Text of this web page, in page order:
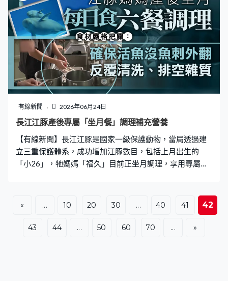
度會面。雙方未有透露對話內容，但據報氣氛冷淡，施紀
賢仍不忿被逼宮。 首相發言人指他已授權公務員和工黨新
黨魁潛在人選會面，為權力交接作準備，會面會在7月中之
前進行，集中討論政府組成和政策優先事項，亦會有安全
簡報。據報施紀賢亦希望在下台前公布延期多時的國防投
資計劃，前防相賀理安早前因這項計劃未有增撥足夠預算
應對威脅請辭，新防相翟偉紳表明會為計劃爭取更多預
算。雖然貝安德有意增加國防預算，但其團隊不滿施紀賢
下台前仍想公布重大政策左右下任政府施政。 貝安德正為
執政進行人事安排，據報財相李韻晴將降職，但仍有望留
在內閣。貝安德亦有意邀請老朋友，十多年前在白高敦內
閣共事，之後淡出政壇的貝禮高擔任唐寧街幕僚長。他擔
任大曼徹斯特市長期間的幕僚，亦很大機會加入未
有線新聞 2026年06月24日
長江江豚產後專屬「坐月餐」調理補充營養
【有線新聞】長江江豚是國家一級保護動物，當局透過建
立三重保護體系，成功增加江豚數目，包括上月出生的
「小26」，牠媽媽「福久」目前正坐月調理，享用專屬
也進入產後恢復關鍵期，坐月調理。 為了讓「福久」盡快
恢復體力，同時有足夠乳汁餵哺寶寶，「江豚食堂」的工
作人員為牠準備專屬「坐月餐」。跟其他江豚不同，「福
« ... 10 20 30 ... 40 41 42
43 44 ... 50 60 70 ... »